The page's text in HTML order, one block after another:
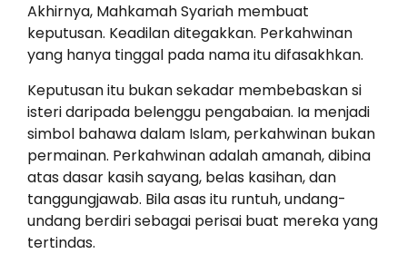
Akhirnya, Mahkamah Syariah membuat
keputusan. Keadilan ditegakkan. Perkahwinan
yang hanya tinggal pada nama itu difasakhkan.
Keputusan itu bukan sekadar membebaskan si
isteri daripada belenggu pengabaian. Ia menjadi
simbol bahawa dalam Islam, perkahwinan bukan
permainan. Perkahwinan adalah amanah, dibina
atas dasar kasih sayang, belas kasihan, dan
tanggungjawab. Bila asas itu runtuh, undang-
undang berdiri sebagai perisai buat mereka yang
tertindas.